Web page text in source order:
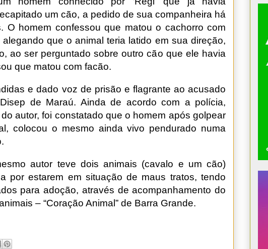
um cão, a pedido de sua companheira há
O homem confessou que matou o cachorro com
que o animal teria latido em sua direção,
ao ser perguntado sobre outro cão que ele havia
que matou com facão.
e dado voz de prisão e flagrante ao acusado
de Maraú. Ainda de acordo com a polícia,
autor, foi constatado que o homem após golpear
colocou o mesmo ainda vivo pendurado numa
autor teve dois animais (cavalo e um cão)
por estarem em situação de maus tratos, tendo
para adoção, através de acompanhamento do
– “Coração Animal” de Barra Grande.